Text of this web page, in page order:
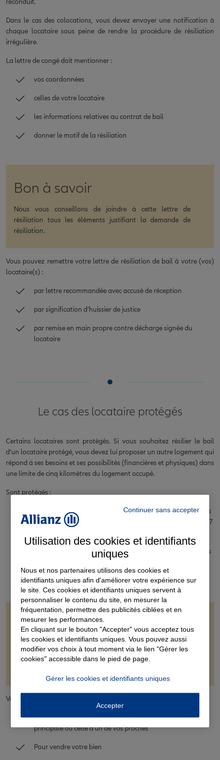
Dans le cas des colocations, vous devez envoyer une notification à
chaque locataire sous peine de rendre la procédure de résiliation
irrégulière.
La lettre de congé doit mentionner :
vos coordonnées
celles de votre locataire
les informations relatives au contrat de bail
donner le motif de la résiliation
Bon à savoir
Nous vous conseillons de joindre à cette lettre de
résiliation tous les éléments justifiant la demande de
résiliation.
Vous pouvez remettre votre lettre de résiliation de bail à votre (vos)
locataire(s) :
par lettre recommandée avec accusé de réception
par signification d’huissier de justice
par remise en main propre contre décharge signée du
locataire
Le cas des locataire protégés
Certains locataires sont protégés. Si vous souhaitez résilier le bail
d’un locataire protégé, vous devez lui proposer un autre logement qui
répond à ses besoins et ses possibilités (financières et physiques) dans
une limite de cinq kilomètres du logement occupé.
Sont protégés :
Les locataires âgés de plus de 70 ans et avec des ressources
inférieures à 1,5 fois le SMIC, si le bail a été signé avant le 27
Les locataires âgés de plus de 65 ans et avec des ressources
leur permettant l’attribution d’un logement social, si le bail
a été signé après le 27 mars 2014.
Bon à savoir
Les locataires décrits ci-dessus ne sont pas protégés dans
les cas où le bailleur remplit lui-même ces conditions d’âge
Vous pouvez également demander la résiliation du bail :
Pour reprendre votre bien et en faire votre résidence
principale ou celle d’un de vos proches
Pour vendre votre bien
Continuer sans accepter
Utilisation des cookies et identifiants
uniques
Nous et nos partenaires utilisons des cookies et
identifiants uniques afin d'améliorer votre expérience sur
le site. Ces cookies et identifiants uniques servent à
personnaliser le contenu du site, en mesurer la
fréquentation, permettre des publicités ciblées et en
mesurer les performances.
En cliquant sur le bouton "Accepter" vous acceptez tous
les cookies et identifiants uniques. Vous pouvez aussi
modifier vos choix à tout moment via le lien "Gérer les
cookies" accessible dans le pied de page.
Gérer les cookies et identifiants uniques
Accepter